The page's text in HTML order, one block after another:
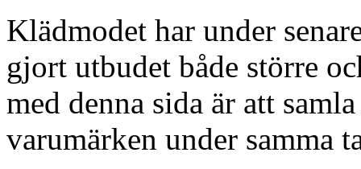
Klädmodet har under
gjort utbudet både större
med denna sida är att
varumärken under samma